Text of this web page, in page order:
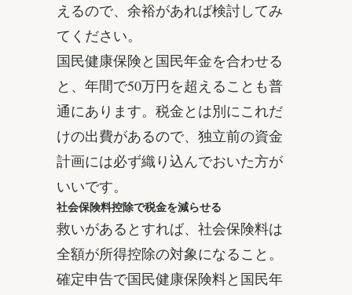
えるので、余裕があれば検討してみ
てください。
国民健康保険と国民年金を合わせる
と、年間で50万円を超えることも普
通にあります。税金とは別にこれだ
けの出費があるので、独立前の資金
計画には必ず織り込んでおいた方が
いいです。
社会保険料控除で税金を減らせる
救いがあるとすれば、社会保険料は
全額が所得控除の対象になること。
確定申告で国民健康保険料と国民年